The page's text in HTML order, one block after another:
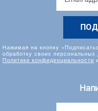
Нажимая на кнопку
обработку своих персональных
Политике конфиденциальности